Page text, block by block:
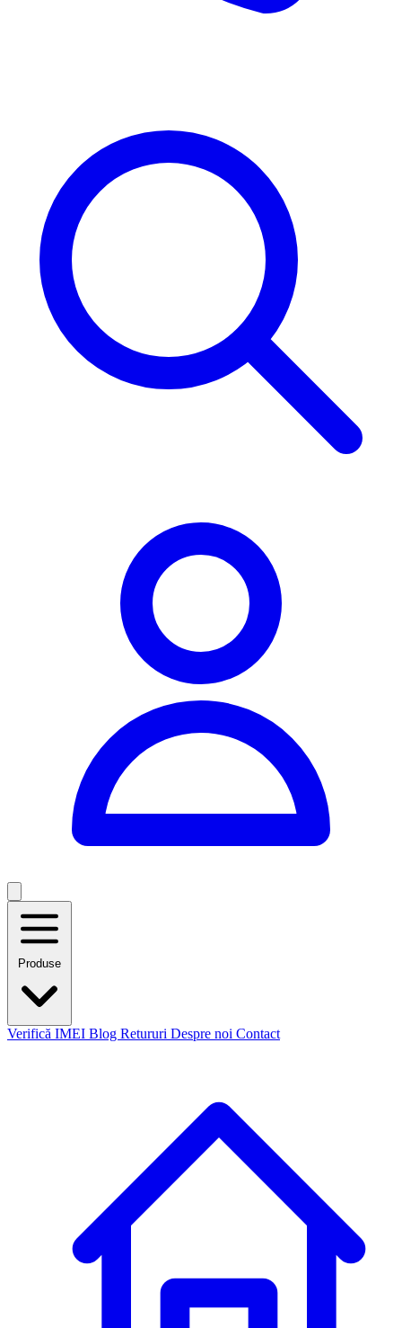
Produse
Verifică IMEI Blog Retururi Despre noi Contact